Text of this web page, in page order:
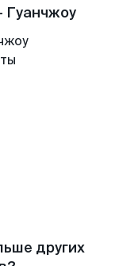
Гуанчжоу
других